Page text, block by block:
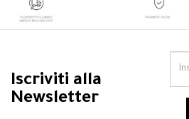
Iscriviti alla
Newsletter